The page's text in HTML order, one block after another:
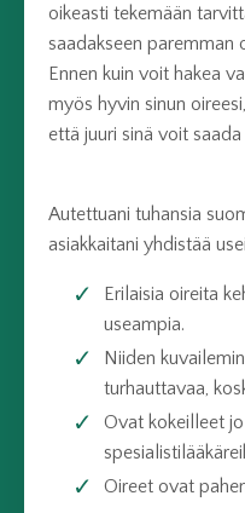
oikeasti tekemään
saadakseen paremman
Ennen kuin voit hakea
myös hyvin sinun
että juuri sinä voit saada
Autettuani tuhansia
asiakkaitani yhdistää
Erilaisia oireita
useampia.
Niiden
turhauttavaa,
Ovat kokeilleet
Oireet ovat